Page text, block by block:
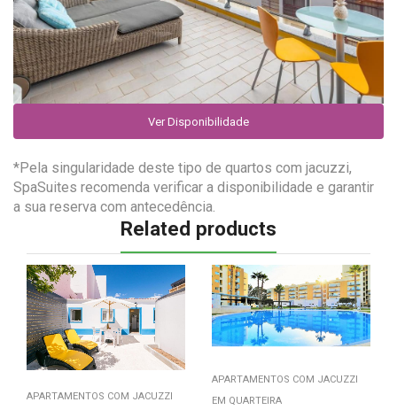
Ver Disponibilidade
*Pela singularidade deste tipo de quartos com jacuzzi,
SpaSuites recomenda verificar a disponibilidade e garantir
a sua reserva com antecedência.
Related products
APARTAMENTOS COM JACUZZI
APARTAMENTOS COM JACUZZI
EM QUARTEIRA